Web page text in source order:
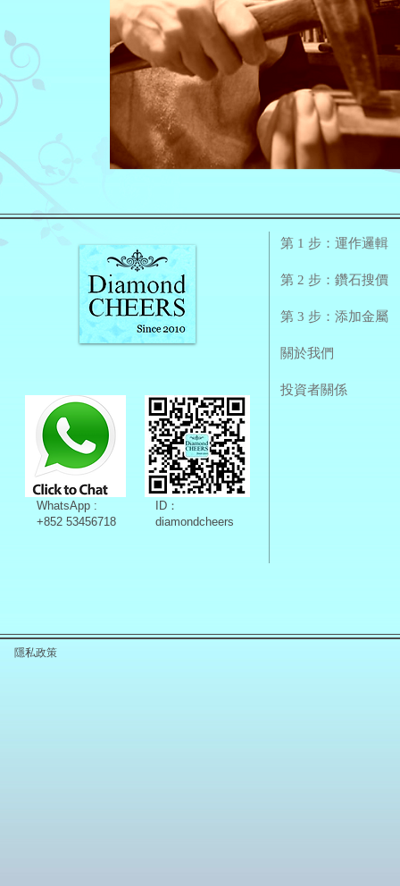
WhatsApp :
+852 53456718
ID：
diamondcheers
第 1 步：運作邏輯
第 2 步：鑽石搜價
第 3 步：添加金屬
關於我們
投資者關係
隱私政策